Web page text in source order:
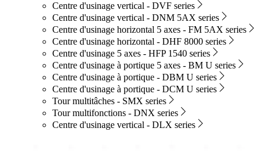
Centre d'usinage vertical - DVF series
Centre d'usinage vertical - DNM 5AX series
Centre d'usinage horizontal 5 axes - FM 5AX series
Centre d'usinage horizontal - DHF 8000 series
Centre d'usinage 5 axes - HFP 1540 series
Centre d'usinage à portique 5 axes - BM U series
Centre d'usinage à portique - DBM U series
Centre d'usinage à portique - DCM U series
Tour multitâches - SMX series
Tour multifonctions - DNX series
Centre d'usinage vertical - DLX series